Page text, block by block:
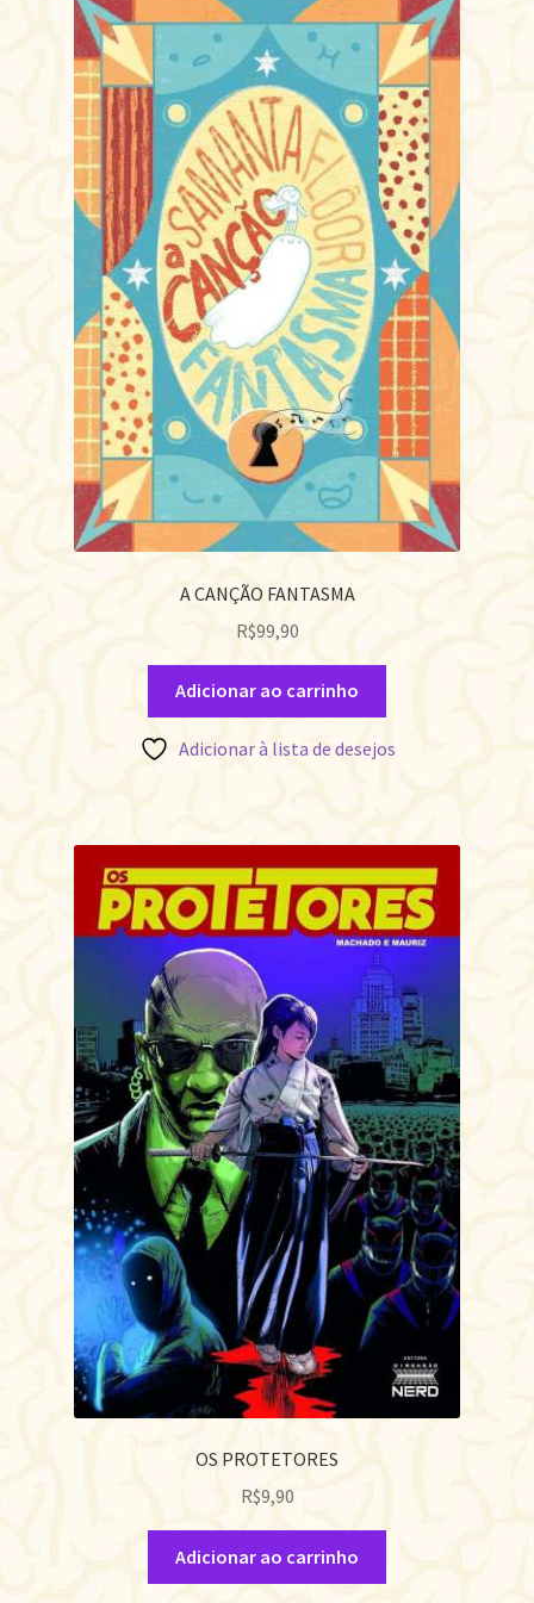
A CANÇÃO FANTASMA
R$99,90
Adicionar ao carrinho
Adicionar à lista de desejos
OS PROTETORES
R$9,90
Adicionar ao carrinho